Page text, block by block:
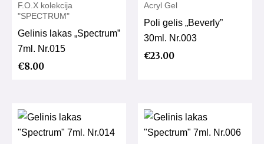
F.O.X kolekcija
"SPECTRUM"
Gelinis lakas „Spectrum”
7ml. Nr.015
€8.00
Acryl Gel
Poli gelis „Beverly”
30ml. Nr.003
€23.00